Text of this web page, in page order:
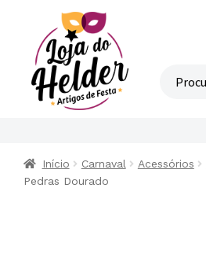
Início Carnaval Acessórios
Pedras Dourado